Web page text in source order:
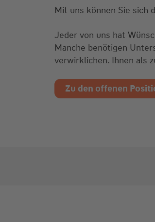
Mit uns können Sie sich
Jeder von uns hat
Manche benötigen
verwirklichen. Ihnen als
Zu den offenen